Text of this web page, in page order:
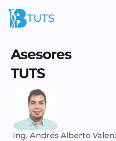
Asesores
TUTS
Ing. Andrés Alberto
TUTS